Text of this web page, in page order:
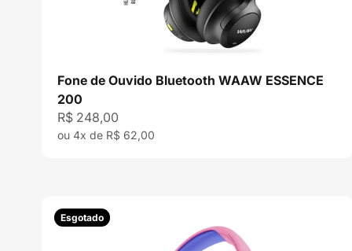
Fone de Ouvido Bluetooth WAAW ESSENCE
200
Preço promocional
R$ 248,00
ou 4x de R$ 62,00
Esgotado